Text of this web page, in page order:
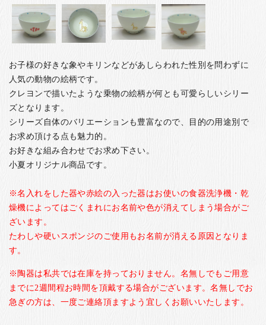
お子様の好きな象やキリンなどがあしらわれた性別を問わずに
人気の動物の絵柄です。
クレヨンで描いたような乗物の絵柄が何とも可愛らしいシリー
ズとなります。
シリーズ自体のバリエーションも豊富なので、目的の用途別で
お求め頂ける点も魅力的。
お好きな組み合わせでお求め下さい。
小夏オリジナル商品です。
※名入れをした器や赤絵の入った器はお使いの食器洗浄機・乾
燥機によってはごくまれにお名前や色が消えてしまう場合がご
ざいます。
たわしや硬いスポンジのご使用もお名前が消える原因となりま
す。
※陶器は私共では在庫を持っておりません。名無しでもご用意
までに2週間程お時間を頂戴する場合がございます。名無しでお
急ぎの方は、一度ご連絡頂ますよう宜しくお願いいたします。